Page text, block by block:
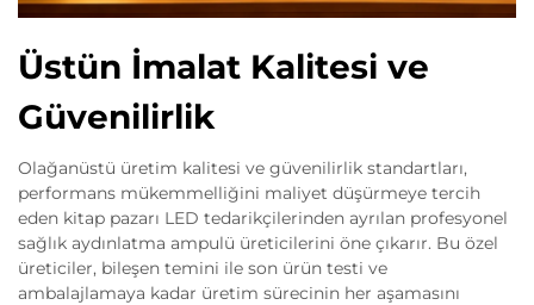
Üstün İmalat Kalitesi ve
Güvenilirlik
Olağanüstü üretim kalitesi ve güvenilirlik standartları,
performans mükemmelliğini maliyet düşürmeye tercih
eden kitap pazarı LED tedarikçilerinden ayrılan profesyonel
sağlık aydınlatma ampulü üreticilerini öne çıkarır. Bu özel
üreticiler, bileşen temini ile son ürün testi ve
ambalajlamaya kadar üretim sürecinin her aşamasını